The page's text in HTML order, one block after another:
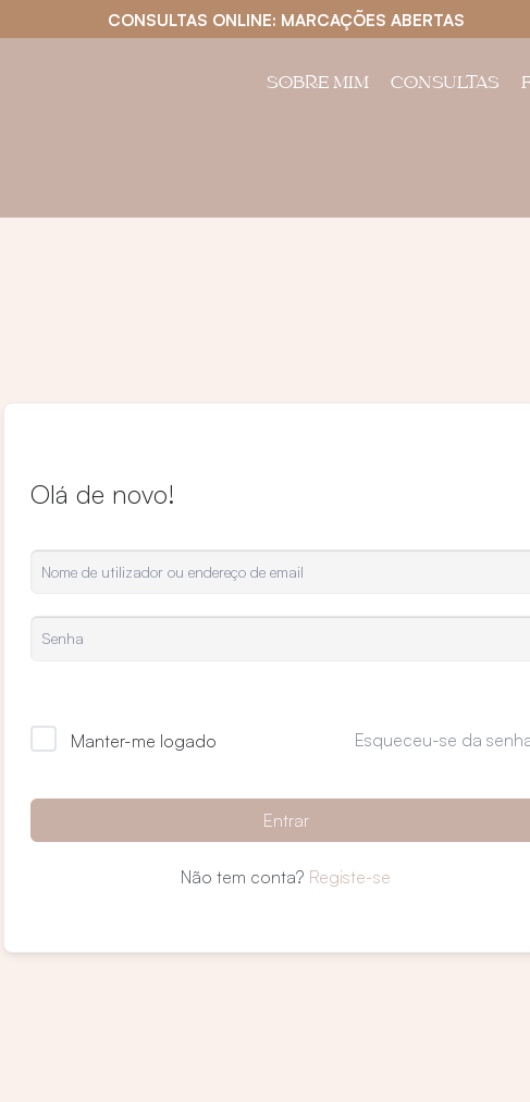
CONSULTAS ONLINE: MARCAÇÕES ABERTAS
SOBRE MIM CONSULTAS
Olá de novo!
Manter-me logado Esqueceu-se da
Entrar
Não tem conta? Registe-se